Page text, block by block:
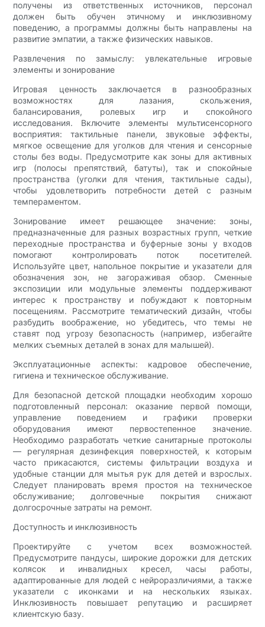
получены из ответственных источников, персонал
должен быть обучен этичному и инклюзивному
поведению, а программы должны быть направлены на
развитие эмпатии, а также физических навыков.
Развлечения по замыслу: увлекательные игровые
элементы и зонирование
Игровая ценность заключается в разнообразных
возможностях для лазания, скольжения,
балансирования, ролевых игр и спокойного
исследования. Включите элементы мультисенсорного
восприятия: тактильные панели, звуковые эффекты,
мягкое освещение для уголков для чтения и сенсорные
столы без воды. Предусмотрите как зоны для активных
игр (полосы препятствий, батуты), так и спокойные
пространства (уголки для чтения, тактильные сады),
чтобы удовлетворить потребности детей с разным
темпераментом.
Зонирование имеет решающее значение: зоны,
предназначенные для разных возрастных групп, четкие
переходные пространства и буферные зоны у входов
помогают контролировать поток посетителей.
Используйте цвет, напольное покрытие и указатели для
обозначения зон, не загораживая обзор. Сменные
экспозиции или модульные элементы поддерживают
интерес к пространству и побуждают к повторным
посещениям. Рассмотрите тематический дизайн, чтобы
разбудить воображение, но убедитесь, что темы не
ставят под угрозу безопасность (например, избегайте
мелких съемных деталей в зонах для малышей).
Эксплуатационные аспекты: кадровое обеспечение,
гигиена и техническое обслуживание.
Для безопасной детской площадки необходим хорошо
подготовленный персонал: оказание первой помощи,
управление поведением и графики проверки
оборудования имеют первостепенное значение.
Необходимо разработать четкие санитарные протоколы
— регулярная дезинфекция поверхностей, к которым
часто прикасаются, системы фильтрации воздуха и
удобные станции для мытья рук для детей и взрослых.
Следует планировать время простоя на техническое
обслуживание; долговечные покрытия снижают
долгосрочные затраты на ремонт.
Доступность и инклюзивность
Проектируйте с учетом всех возможностей.
Предусмотрите пандусы, широкие дорожки для детских
колясок и инвалидных кресел, часы работы,
адаптированные для людей с нейроразличиями, а также
указатели с иконками и на нескольких языках.
Инклюзивность повышает репутацию и расширяет
клиентскую базу.